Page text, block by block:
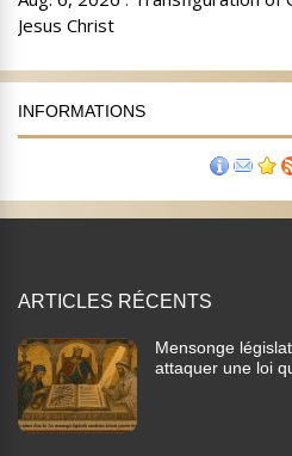
INFORMATIONS
ARTICLES RÉCENTS
Mensonge
attaquer une loi